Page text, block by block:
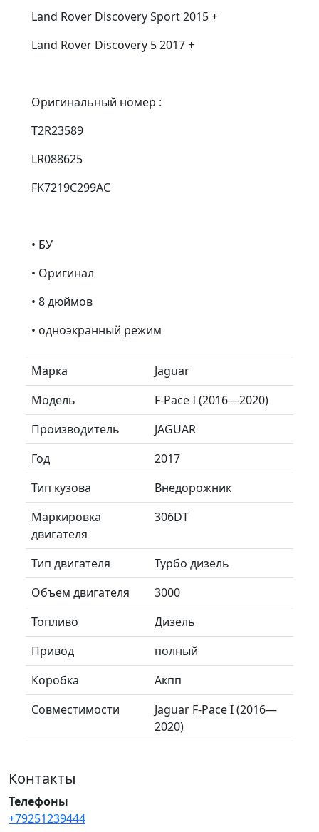
Land Rover Discovery Sport 2015 +
Land Rover Discovery 5 2017 +
Оригинальный номер :
T2R23589
LR088625
FK7219C299AC
• БУ
• Оригинал
• 8 дюймов
• одноэкранный режим
Марка
Jaguar
Модель
F-Pace I (2016—2020)
Производитель
JAGUAR
Год
2017
Тип кузова
Внедорожник
Маркировка
двигателя
306DT
Тип двигателя
Турбо дизель
Объем двигателя
3000
Топливо
Дизель
Привод
полный
Коробка
Акпп
Совместимости
Jaguar F-Pace I (2016—
2020)
Контакты
Телефоны
+79251239444